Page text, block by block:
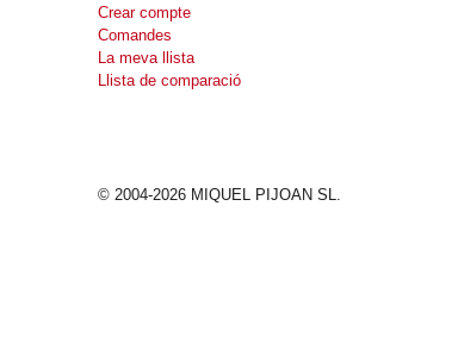
Crear compte
Comandes
La meva llista
Llista de comparació
© 2004-2026 MIQUEL PIJOAN SL.